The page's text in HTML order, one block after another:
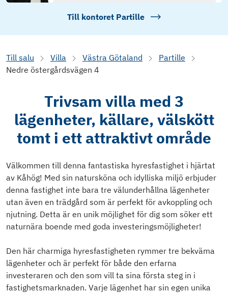
Till kontoret Partille
Till salu Villa Västra Götaland
Partille
Nedre östergårdsvägen 4
Trivsam villa med 3
lägenheter, källare, välskött
tomt i ett attraktivt område
Välkommen till denna fantastiska hyresfastighet i hjärtat
av Kåhög! Med sin natursköna och idylliska miljö erbjuder
denna fastighet inte bara tre välunderhållna lägenheter
utan även en trädgård som är perfekt för avkoppling och
njutning. Detta är en unik möjlighet för dig som söker ett
naturnära boende med goda investeringsmöjligheter!
Den här charmiga hyresfastigheten rymmer tre bekväma
lägenheter och är perfekt för både den erfarna
investeraren och den som vill ta sina första steg in i
fastighetsmarknaden. Varje lägenhet har sin egen unika